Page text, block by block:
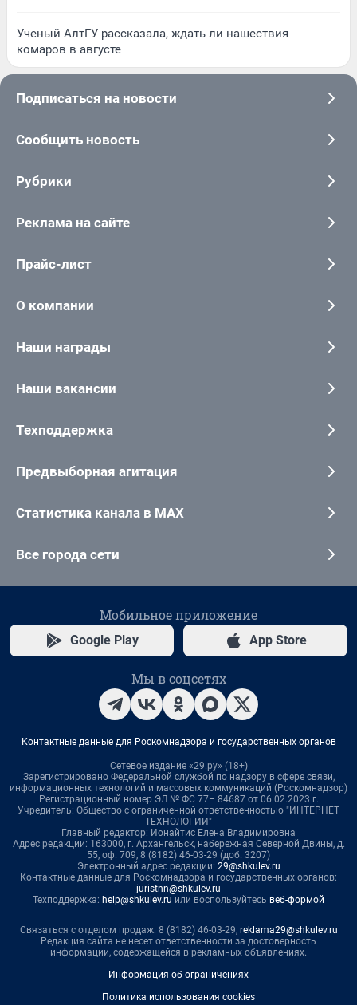
Ученый АлтГУ рассказала, ждать ли нашествия
комаров в августе
Подписаться на новости
Сообщить новость
Рубрики
Реклама на сайте
Прайс-лист
О компании
Наши награды
Наши вакансии
Техподдержка
Предвыборная агитация
Статистика канала в MAX
Все города сети
Мобильное приложение
Google Play App Store
Мы в соцсетях
Контактные данные для Роскомнадзора и государственных органов
Сетевое издание «29.ру» (18+)
Зарегистрировано Федеральной службой по надзору в сфере связи,
информационных технологий и массовых коммуникаций (Роскомнадзор)
Регистрационный номер ЭЛ № ФС 77– 84687 от 06.02.2023 г.
Учредитель: Общество с ограниченной ответственностью "ИНТЕРНЕТ
ТЕХНОЛОГИИ"
Главный редактор: Ионайтис Елена Владимировна
Адрес редакции: 163000, г. Архангельск, набережная Северной Двины, д.
55, оф. 709, 8 (8182) 46-03-29 (доб. 3207)
Электронный адрес редакции: 29@shkulev.ru
Контактные данные для Роскомнадзора и государственных органов:
juristnn@shkulev.ru
Техподдержка: help@shkulev.ru или воспользуйтесь веб-формой
Связаться с отделом продаж: 8 (8182) 46-03-29, reklama29@shkulev.ru
Редакция сайта не несет ответственности за достоверность
информации, содержащейся в рекламных объявлениях.
Информация об ограничениях
Политика использования cookies